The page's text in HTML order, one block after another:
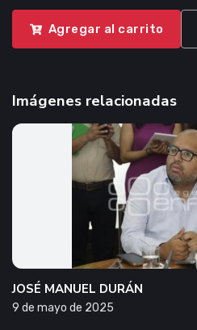
Agregar al carrito
Imágenes relacionadas
JOSÉ MANUEL DURÁN
9 de mayo de 2025